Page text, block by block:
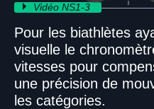
Vidéo NS1-3
Pour les biathlètes
visuelle le
vitesses pour
une précision de
les catégories.